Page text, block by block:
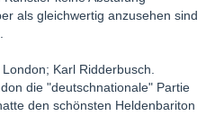
als gleichwertig anzusehen sind
Karl Ridderbusch.
die "deutschnationale" Partie
den schönsten Heldenbariton